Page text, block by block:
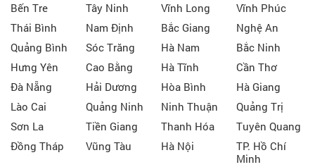
Bến Tre
Tây Ninh Vĩnh Long
Vĩnh Phúc
Thái Bình
Nam Định Bắc Giang
Nghệ An
Quảng Bình
Sóc Trăng Hà Nam
Bắc Ninh
Hưng Yên
Cao Bằng Hà Tĩnh
Cần Thơ
Đà Nẵng
Hải Dương Hòa Bình
Hà Giang
Lào Cai
Quảng Ninh Ninh Thuận
Quảng Trị
Sơn La
Tiền Giang Thanh Hóa
Tuyên Quang
Đồng Tháp
Vũng Tàu Hà Nội
TP. Hồ Chí
Minh